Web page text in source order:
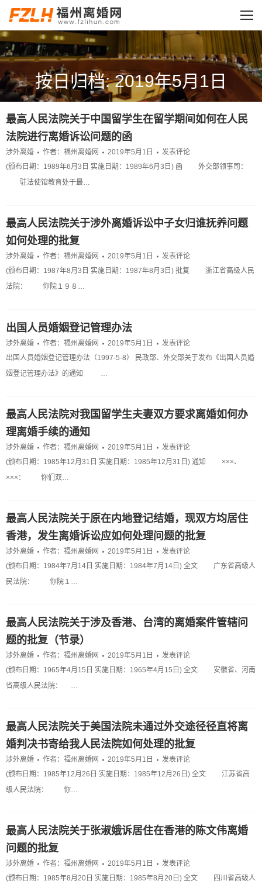
按日归档: 2019年5月1日
您的位置：
最高人民法院关于中国留学生在留学期间如何在人民
法院进行离婚诉讼问题的函
涉外离婚 作者： 福州离婚网 2019年5月1日
发表评论
(颁布日期：1989年6月3日 实施日期：1989年6月3日) 函 外交部领事司：
驻法使馆教育处于最…
最高人民法院关于涉外离婚诉讼中子女归谁抚养问题
如何处理的批复
涉外离婚 作者： 福州离婚网 2019年5月1日
发表评论
(颁布日期：1987年8月3日 实施日期：1987年8月3日) 批复 浙江省高级人民
法院： 你院１９８…
出国人员婚姻登记管理办法
涉外离婚 作者： 福州离婚网 2019年5月1日
发表评论
出国人员婚姻登记管理办法（1997-5-8） 民政部、外交部关于发布《出国人员婚
姻登记管理办法》的通知 …
最高人民法院对我国留学生夫妻双方要求离婚如何办
理离婚手续的通知
涉外离婚 作者： 福州离婚网 2019年5月1日
发表评论
(颁布日期：1985年12月31日 实施日期：1985年12月31日) 通知 ×××、
×××： 你们双…
最高人民法院关于原在内地登记结婚，现双方均居住
香港，发生离婚诉讼应如何处理问题的批复
涉外离婚 作者： 福州离婚网 2019年5月1日
发表评论
(颁布日期：1984年7月14日 实施日期：1984年7月14日) 全文 广东省高级人
民法院： 你院１…
最高人民法院关于涉及香港、台湾的离婚案件管辖问
题的批复（节录）
涉外离婚 作者： 福州离婚网 2019年5月1日
发表评论
(颁布日期：1965年4月15日 实施日期：1965年4月15日) 全文 安徽省、河南
省高级人民法院： …
最高人民法院关于美国法院未通过外交途径径直将离
婚判决书寄给我人民法院如何处理的批复
涉外离婚 作者： 福州离婚网 2019年5月1日
发表评论
(颁布日期：1985年12月26日 实施日期：1985年12月26日) 全文 江苏省高
级人民法院： 你…
最高人民法院关于张淑娥诉居住在香港的陈文伟离婚
问题的批复
涉外离婚 作者： 福州离婚网 2019年5月1日
发表评论
(颁布日期：1985年8月20日 实施日期：1985年8月20日) 全文 四川省高级人